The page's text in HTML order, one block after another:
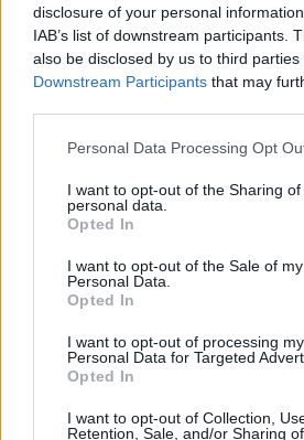
disclosure of your personal
IAB’s list of downstream participants.
also be disclosed by us to third parties
Downstream Participants that may
Please note that this website/app
not limited to your visit or usage
grant or deny consent to Google and
use your data for below specified
consent section.
Personal Data Processing Opt
I want to opt-out of the Sharing of
personal data.
Opted In
I want to opt-out of the Sale of my
Personal Data.
Opted In
I want to opt-out of processing my
Personal Data for Targeted
Opted In
I want to opt-out of Collection,
Retention, Sale, and/or Sharing